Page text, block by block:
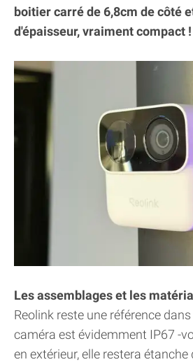
boitier carré de 6,8cm de côté
d'épaisseur, vraiment compact !
Les assemblages et les
Reolink reste une référence
caméra est évidemment IP67 -
en extérieur, elle restera